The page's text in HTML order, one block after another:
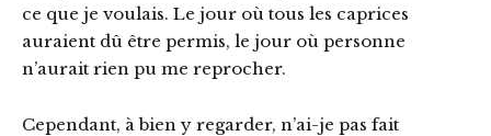
ce que je voulais. Le jour où tous les caprices
auraient dû être permis, le jour où personne
n’aurait rien pu me reprocher.
Cependant, à bien y regarder, n’ai-je pas fait